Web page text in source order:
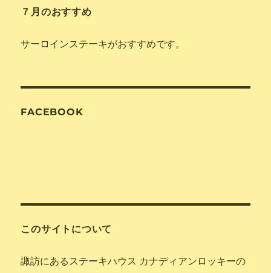
７月のおすすめ
サーロインステーキがおすすめです。
FACEBOOK
このサイトについて
諏訪にあるステーキハウス カナディアンロッキーの